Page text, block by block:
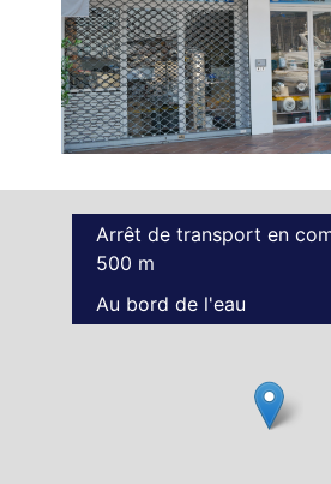
Arrêt de transport en
500 m
Au bord de l'eau